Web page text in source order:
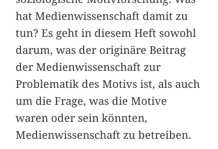
hat Medienwissenschaft damit zu
tun? Es geht in diesem Heft sowohl
darum, was der originäre Beitrag
der Medienwissenschaft zur
Problematik des Motivs ist, als auch
um die Frage, was die Motive
waren oder sein könnten,
Medienwissenschaft zu betreiben.